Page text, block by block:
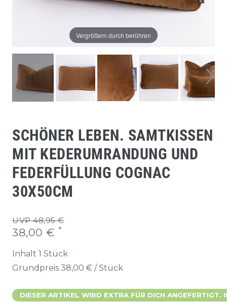
Vergrößern durch berühren
SCHÖNER LEBEN. SAMTKISSEN
MIT KEDERUMRANDUNG UND
FEDERFÜLLUNG COGNAC
30X50CM
UVP 48,95 €
38,00 € *
Inhalt 1 Stück
Grundpreis 38,00 € / Stück
DIESER ARTIKEL WIRD EXTRA FÜR DICH ANGEFERTIGT.